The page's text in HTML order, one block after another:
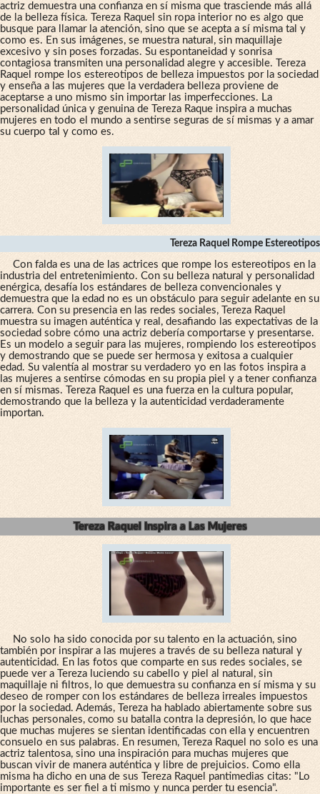
actriz demuestra una confianza en sí misma que trasciende más allá
de la belleza física. Tereza Raquel sin ropa interior no es algo que
busque para llamar la atención, sino que se acepta a sí misma tal y
como es. En sus imágenes, se muestra natural, sin maquillaje
excesivo y sin poses forzadas. Su espontaneidad y sonrisa
contagiosa transmiten una personalidad alegre y accesible. Tereza
Raquel rompe los estereotipos de belleza impuestos por la sociedad
y enseña a las mujeres que la verdadera belleza proviene de
aceptarse a uno mismo sin importar las imperfecciones. La
personalidad única y genuina de Tereza Raque inspira a muchas
mujeres en todo el mundo a sentirse seguras de sí mismas y a amar
su cuerpo tal y como es.
Tereza Raquel Rompe Estereotipos
Con falda es una de las actrices que rompe los estereotipos en la
industria del entretenimiento. Con su belleza natural y personalidad
enérgica, desafía los estándares de belleza convencionales y
demuestra que la edad no es un obstáculo para seguir adelante en su
carrera. Con su presencia en las redes sociales, Tereza Raquel
muestra su imagen auténtica y real, desafiando las expectativas de la
sociedad sobre cómo una actriz debería comportarse y presentarse.
Es un modelo a seguir para las mujeres, rompiendo los estereotipos
y demostrando que se puede ser hermosa y exitosa a cualquier
edad. Su valentía al mostrar su verdadero yo en las fotos inspira a
las mujeres a sentirse cómodas en su propia piel y a tener confianza
en sí mismas. Tereza Raquel es una fuerza en la cultura popular,
demostrando que la belleza y la autenticidad verdaderamente
importan.
Tereza Raquel Inspira a Las Mujeres
No solo ha sido conocida por su talento en la actuación, sino
también por inspirar a las mujeres a través de su belleza natural y
autenticidad. En las fotos que comparte en sus redes sociales, se
puede ver a Tereza luciendo su cabello y piel al natural, sin
maquillaje ni filtros, lo que demuestra su confianza en sí misma y su
deseo de romper con los estándares de belleza irreales impuestos
por la sociedad. Además, Tereza ha hablado abiertamente sobre sus
luchas personales, como su batalla contra la depresión, lo que hace
que muchas mujeres se sientan identificadas con ella y encuentren
consuelo en sus palabras. En resumen, Tereza Raquel no solo es una
actriz talentosa, sino una inspiración para muchas mujeres que
buscan vivir de manera auténtica y libre de prejuicios. Como ella
misma ha dicho en una de sus Tereza Raquel pantimedias citas: "Lo
importante es ser fiel a ti mismo y nunca perder tu esencia".